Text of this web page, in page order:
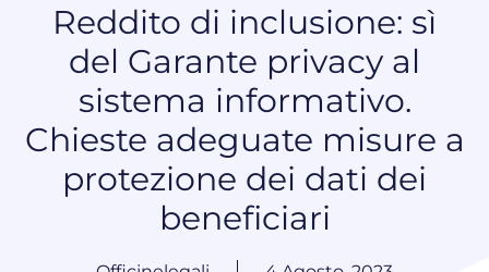
Reddito di inclusione: sì
del Garante privacy al
sistema informativo.
Chieste adeguate misure a
protezione dei dati dei
beneficiari